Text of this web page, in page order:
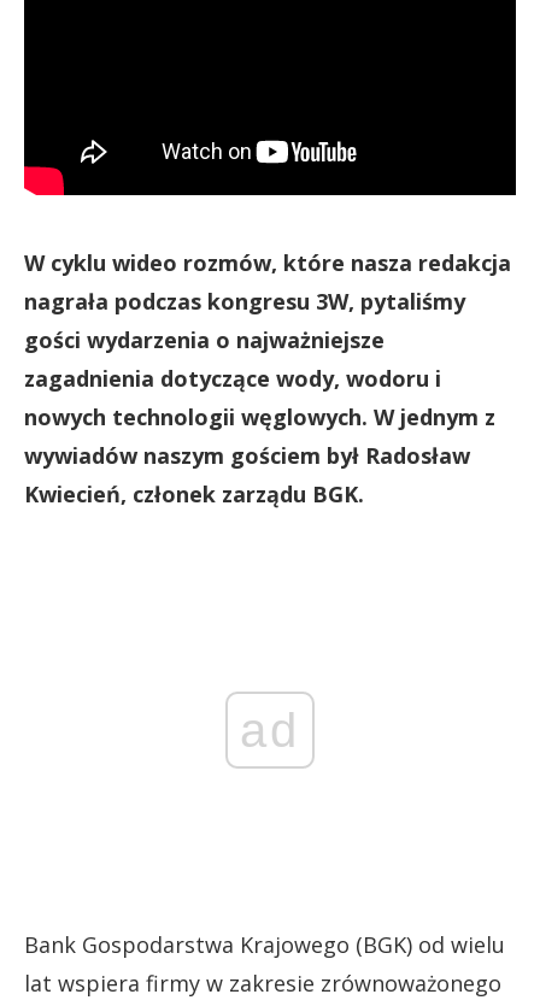
W cyklu wideo rozmów, które nasza redakcja
nagrała podczas kongresu 3W, pytaliśmy
gości wydarzenia o najważniejsze
zagadnienia dotyczące wody, wodoru i
nowych technologii węglowych. W jednym z
wywiadów naszym gościem był Radosław
Kwiecień, członek zarządu BGK.
ad
Bank Gospodarstwa Krajowego (BGK) od wielu
lat wspiera firmy w zakresie zrównoważonego